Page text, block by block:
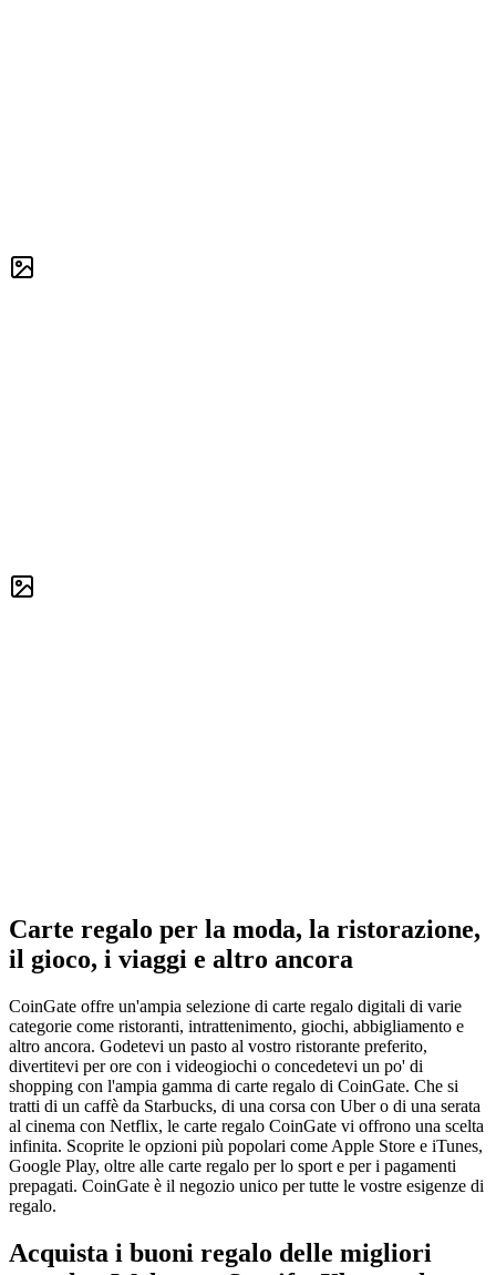
Carte regalo per la moda, la ristorazione,
il gioco, i viaggi e altro ancora
CoinGate offre un'ampia selezione di carte regalo digitali di varie
categorie come ristoranti, intrattenimento, giochi, abbigliamento e
altro ancora. Godetevi un pasto al vostro ristorante preferito,
divertitevi per ore con i videogiochi o concedetevi un po' di
shopping con l'ampia gamma di carte regalo di CoinGate. Che si
tratti di un caffè da Starbucks, di una corsa con Uber o di una serata
al cinema con Netflix, le carte regalo CoinGate vi offrono una scelta
infinita. Scoprite le opzioni più popolari come Apple Store e iTunes,
Google Play, oltre alle carte regalo per lo sport e per i pagamenti
prepagati. CoinGate è il negozio unico per tutte le vostre esigenze di
regalo.
Acquista i buoni regalo delle migliori